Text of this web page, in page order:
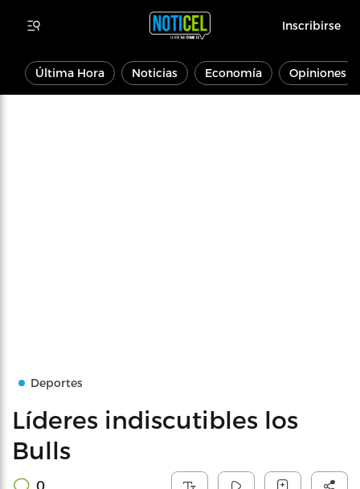
Inscribirse
Última Hora Noticias Economía Opiniones
Deportes
Líderes indiscutibles los
Bulls
0